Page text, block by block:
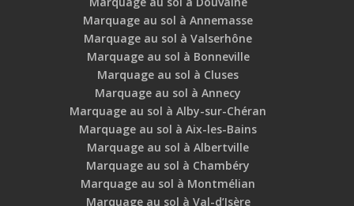
Marquage au sol à Annemasse
Marquage au sol à Valserhône
Marquage au sol à Bonneville
Marquage au sol à Cluses
Marquage au sol à Annecy
Marquage au sol à Alby-sur-Chéran
Marquage au sol à Aix-les-Bains
Marquage au sol à Albertville
Marquage au sol à Chambéry
Marquage au sol à Montmélian
Marquage au sol à Val-d’Isère